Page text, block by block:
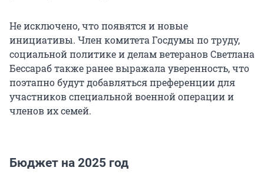
Не исключено, что появятся и новые
инициативы. Член комитета Госдумы по труду,
социальной политике и делам ветеранов Светлана
Бессараб также ранее выражала уверенность, что
поэтапно будут добавляться преференции для
участников специальной военной операции и
членов их семей.
Бюджет на 2025 год